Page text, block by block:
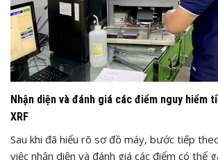
Nhận diện và đánh giá các điểm nguy hiểm
XRF
Sau khi đã hiểu rõ sơ đồ máy, bước tiếp
việc nhận diện và đánh giá các điểm có thể